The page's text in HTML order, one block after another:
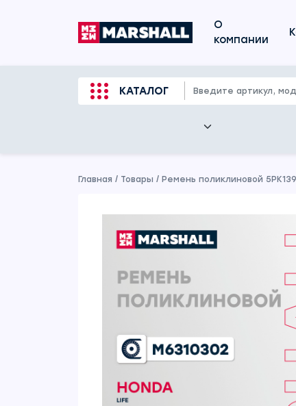
О
компании
КАТАЛОГ
Главная / Товары / Ремень поликлиновой